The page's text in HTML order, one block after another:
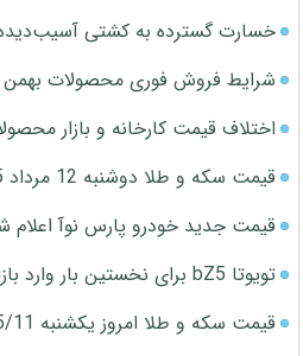
خسارت گسترده به کشتی
شرایط فروش فوری محصولات بهمن
اختلاف قیمت کارخانه و بازار
قیمت سکه و طلا دوشنبه 12 مرداد 1405
قیمت جدید خودرو پارس نوآ اعلام شد
تویوتا bZ5 برای نخستین بار وارد بازار ایران می‌شود
قیمت سکه و طلا امروز یکشنبه 1405/05/11